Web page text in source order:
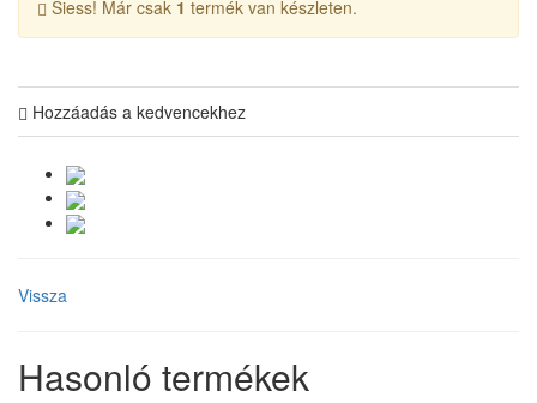
Siess! Már csak 1 termék van készleten.
Hozzáadás a kedvencekhez
Vissza
Hasonló termékek